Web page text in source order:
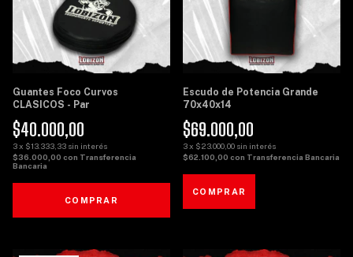
Guantes Foco Curvos
CLASICOS - Par
$40.000,00
3x $13.333,33 sin interés
$36.000,00 con Transferencia
Bancaria
COMPRAR
Escudo de Potencia Grande
70x40x14
$69.000,00
3x $23.000,00 sin interés
$62.100,00 con Transferencia Bancaria